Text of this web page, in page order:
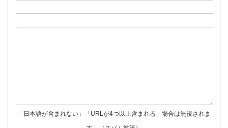
「日本語が含まれない」「URLが4つ以上含まれる」場合は無視されま